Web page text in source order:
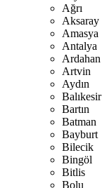
Ağrı
Aksaray
Amasya
Antalya
Ardahan
Artvin
Aydın
Balıkesir
Bartın
Batman
Bayburt
Bilecik
Bingöl
Bitlis
Bolu